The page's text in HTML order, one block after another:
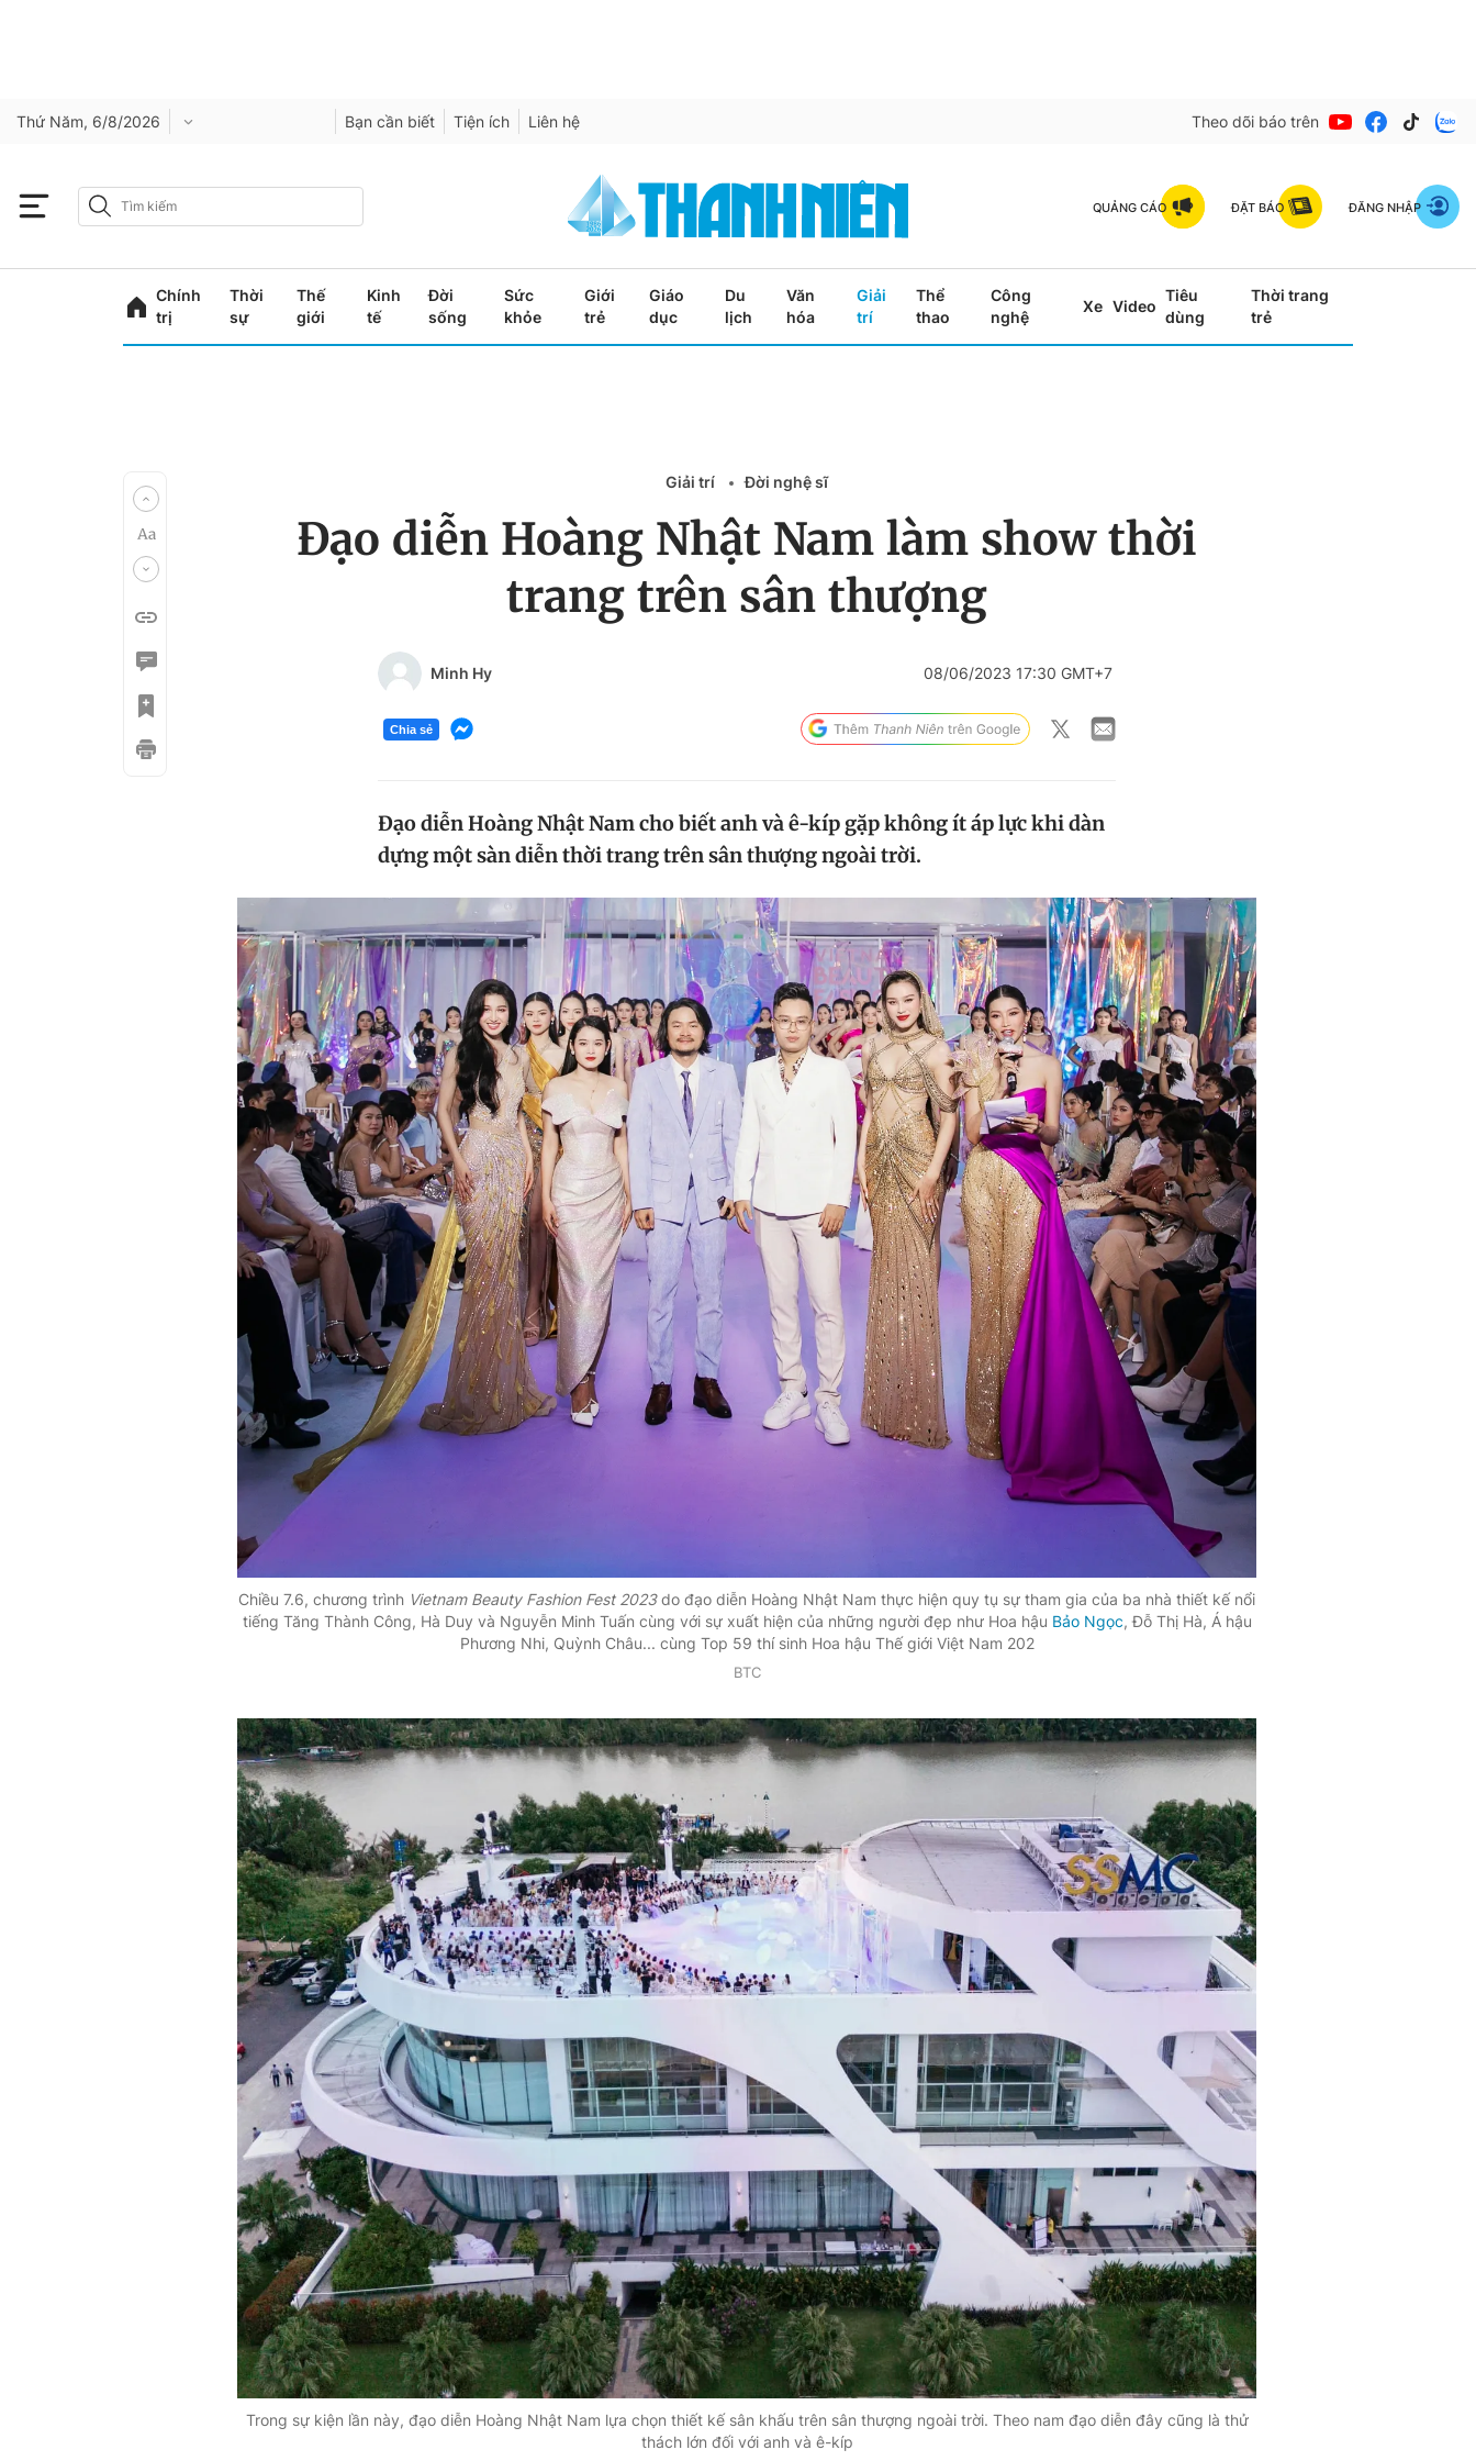
Thứ Năm, 6/8/2026 Bạn cần biết Tiện ích Liên hệ Theo dõi báo trên
QUẢNG CÁO ĐẶT BÁO ĐĂNG NHẬP
Chính
trị
Thời
sự
Thế
giới
Kinh
tế
Đời
sống
Sức
khỏe
Giới
trẻ
Giáo
dục
Du
lịch
Văn
hóa
Giải
trí
Thể
thao
Công
nghệ
Xe Video
Tiêu
dùng
Thời trang
trẻ
Giải trí Đời nghệ sĩ
Đạo diễn Hoàng Nhật Nam làm show thời
trang trên sân thượng
Minh Hy 08/06/2023 17:30 GMT+7
Chia sẻ
Đạo diễn Hoàng Nhật Nam cho biết anh và ê-kíp gặp không ít áp lực khi dàn
dựng một sàn diễn thời trang trên sân thượng ngoài trời.
Chiều 7.6, chương trình Vietnam Beauty Fashion Fest 2023do đạo diễn Hoàng Nhật Nam thực hiện quy tụ sự tham gia của ba nhà thiết kế nổi
tiếng Tăng Thành Công, Hà Duy và Nguyễn Minh Tuấn cùng với sự xuất hiện của những người đẹp như Hoa hậu Bảo Ngọc, Đỗ Thị Hà, Á hậu
Phương Nhi, Quỳnh Châu... cùng Top 59 thí sinh Hoa hậu Thế giới Việt Nam 202
BTC
Trong sự kiện lần này, đạo diễn Hoàng Nhật Nam lựa chọn thiết kế sân khấu trên sân thượng ngoài trời. Theo nam đạo diễn đây cũng là thử
thách lớn đối với anh và ê-kíp